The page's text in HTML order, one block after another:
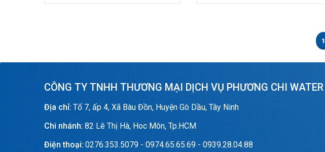
1
CÔNG TY TNHH THƯƠNG MẠI DỊCH VỤ PHƯƠNG CHI WATER
Địa chỉ: Tổ 7, ấp 4, Xã Bàu Đồn, Huyện Gò Dầu, Tây Ninh
Chi nhánh: 82 Lê Thị Hà, Hoc Môn, Tp.HCM
Điện thoại: 0276.353.5079 - 0974.65.65.69 - 0939.28.04.88